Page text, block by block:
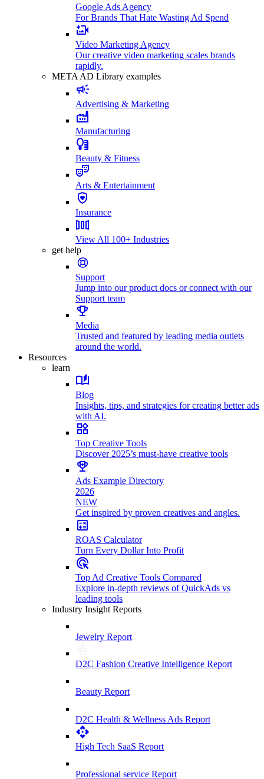
Google Ads Agency
For Brands That Hate Wasting Ad Spend
Video Marketing Agency
Our creative video marketing scales brands
rapidly.
META AD Library examples
Advertising & Marketing
Manufacturing
Beauty & Fitness
Arts & Entertainment
Insurance
View All 100+ Industries
get help
Support
Jump into our product docs or connect with our
Support team
Media
Trusted and featured by leading media outlets
around the world.
Resources
learn
Blog
Insights, tips, and strategies for creating better ads
with AI.
Top Creative Tools
Discover 2025’s must-have creative tools
Ads Example Directory
2026
NEW
Get inspired by proven creatives and angles.
ROAS Calculator
Turn Every Dollar Into Profit
Top Ad Creative Tools Compared
Explore in-depth reviews of QuickAds vs
leading tools
Industry Insight Reports
Jewelry Report
D2C Fashion Creative Intelligence Report
Beauty Report
D2C Health & Wellness Ads Report
High Tech SaaS Report
Professional service Report